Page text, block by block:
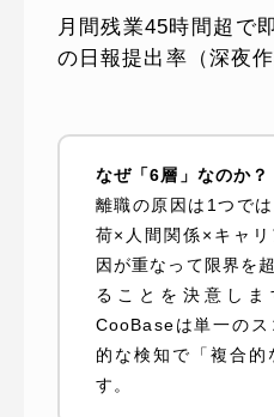
月間残業45時間超で
の日報提出率（深夜
なぜ「6層」なのか？
離職の原因は1つで
荷×人間関係×キャ
因が重なって限界を
ることを決意しま
CooBaseは単一の
的な検知で「複合的
す。